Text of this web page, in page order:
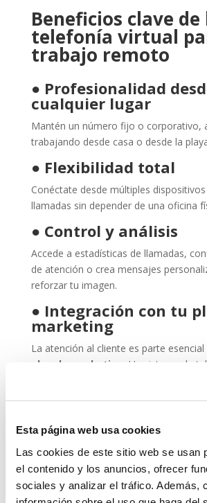
Esta página web usa cookies
Las cookies de este sitio web se usan
el contenido y los anuncios, ofrecer
sociales y analizar el tráfico. Además,
Beneficios clave de
telefonía virtual
trabajo remoto
● Profesionalidad
cualquier lugar
Mantén un número fijo o corporativo,
trabajando desde casa o desde la
● Flexibilidad total
Conéctate desde múltiples
llamadas sin depender de una oficina
● Control y análisis
Accede a estadísticas de llamadas,
de atención o crea mensajes
reforzar tu imagen.
● Integración con tu
marketing
La atención al cliente es parte
plan de marketing
. Un sistema de
bien configurado mejora la
¿Para quién es ideal
solución?
La telefonía virtual es perfecta para:
Autónomos y freelancers que